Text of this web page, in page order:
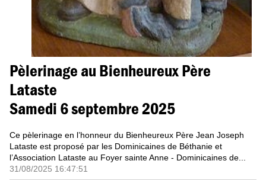
Pèlerinage au Bienheureux Père
Lataste
Samedi 6 septembre 2025
Ce pèlerinage en l’honneur du Bienheureux Père Jean Joseph
Lataste est proposé par les Dominicaines de Béthanie et
l’Association Lataste au Foyer sainte Anne - Dominicaines de...
31/08/2025 16:47:51